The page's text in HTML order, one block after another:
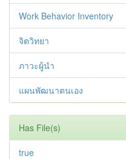
Work Behavior Inventory
จิตวิทยา
ภาวะผู้นำ
แผนพัฒนาตนเอง
Has File(s)
true